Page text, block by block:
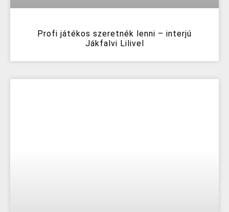
Profi játékos szeretnék lenni – interjú
Jákfalvi Lilivel